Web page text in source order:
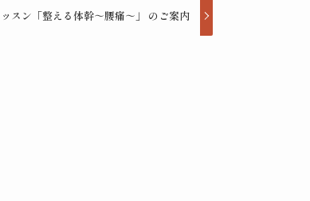
スン「整える体幹～腰痛～」 のご案内